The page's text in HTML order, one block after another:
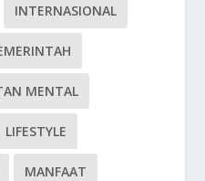
INTERNASIONAL
MENTAL
LIFESTYLE
MANFAAT